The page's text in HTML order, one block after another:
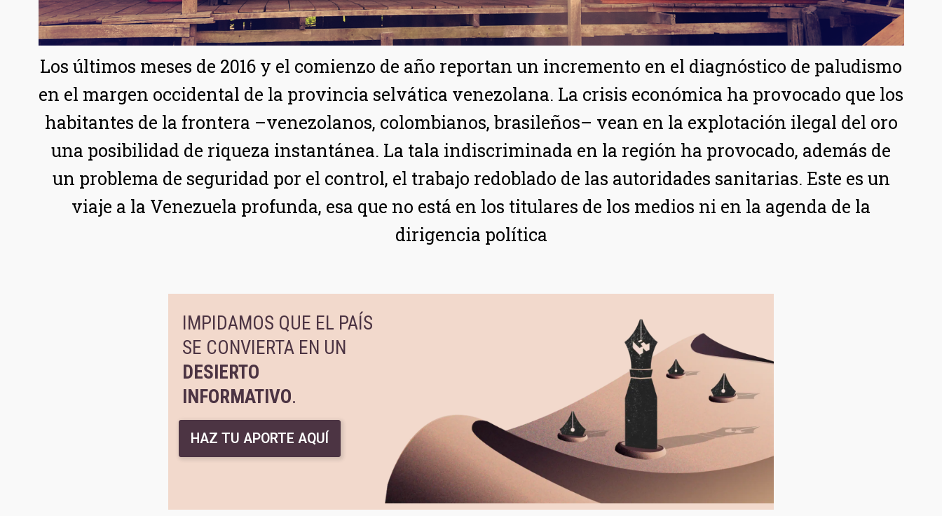
Los últimos meses de 2016 y el comienzo de año reportan un incremento en el diagnóstico de paludismo
en el margen occidental de la provincia selvática venezolana. La crisis económica ha provocado que los
habitantes de la frontera –venezolanos, colombianos, brasileños– vean en la explotación ilegal del oro
una posibilidad de riqueza instantánea. La tala indiscriminada en la región ha provocado, además de
un problema de seguridad por el control, el trabajo redoblado de las autoridades sanitarias. Este es un
viaje a la Venezuela profunda, esa que no está en los titulares de los medios ni en la agenda de la
dirigencia política
IMPIDAMOS QUE EL PAÍS
SE CONVIERTA EN UN
DESIERTO
INFORMATIVO.
HAZ TU APORTE AQUÍ